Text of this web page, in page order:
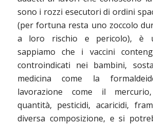
sono i rozzi esecutori di ordini
(per fortuna resta uno zoccolo
a loro rischio e pericolo), è
sappiamo che i vaccini
controindicati nei bambini,
medicina come la
lavorazione come il
quantità, pesticidi, acaricidi,
diversa composizione, e si